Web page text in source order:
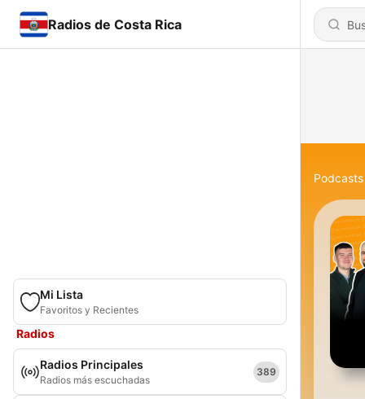
Radios de Costa Rica
Mi Lista
Favoritos y Recientes
Radios
Radios Principales
Radios más escuchadas
389
Podcasts